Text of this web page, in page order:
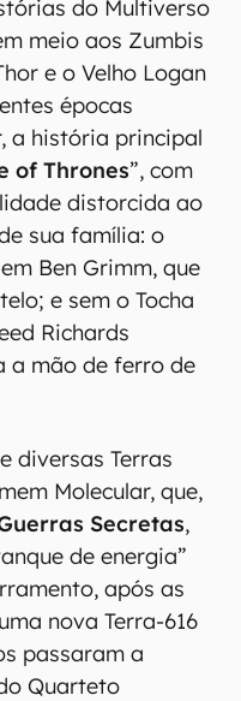
do Multiverso
meio aos Zumbis
e o Velho Logan
épocas
a história principal
of Thrones”, com
distorcida ao
sua família: o
Ben Grimm, que
e sem o Tocha
Richards
a mão de ferro de
diversas Terras
Molecular, que,
Secretas,
de energia”
após as
nova Terra-616
passaram a
Quarteto